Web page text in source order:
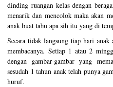
dinding ruangan kelas dengan
menarik dan mencolok maka akan
anak buat tahu apa sih itu yang di
Secara tidak langsung tiap hari
membacanya. Setiap 1 atau 2
dengan gambar-gambar yang
sesudah 1 tahun anak telah punya
huruf.